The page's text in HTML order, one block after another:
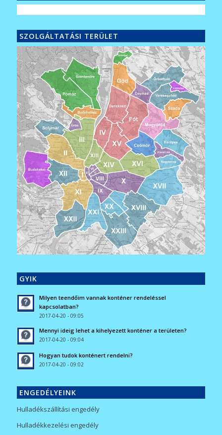
SZOLGÁLTATÁSI TERÜLET
GYIK
Milyen teendőim vannak konténer rendeléssel
kapcsolatban?
2017-04-20 - 09:05
Mennyi ideig lehet a kihelyezett konténer a területen?
2017-04-20 - 09:04
Hogyan tudok konténert rendelni?
2017-04-20 - 09:02
ENGEDÉLYEINK
Hulladékszállítási engedély
Hulladékkezelési engedély